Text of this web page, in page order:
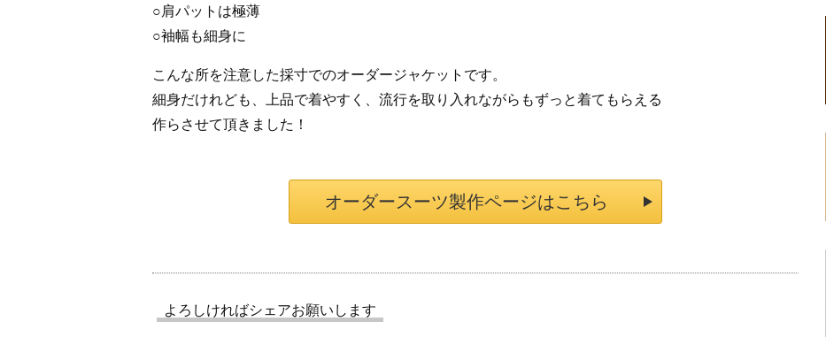
○肩パットは極薄
○袖幅も細身に
こんな所を注意した採寸でのオーダージャケットです。
細身だけれども、上品で着やすく、流行を取り入れながらもずっと着てもらえる
作らさせて頂きました！
オーダースーツ製作ページはこちら
よろしければシェアお願いします